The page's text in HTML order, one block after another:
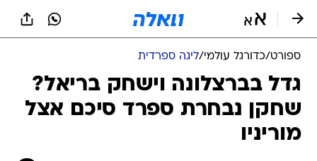
ספורט/כדורגל עולמי/ליגה ספרדית
גדל בברצלונה וישחק בריאל?
שחקן נבחרת ספרד סיכם אצל
מוריניו